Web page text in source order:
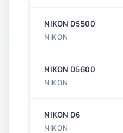
NIKON D5500
NIKON
NIKON D5600
NIKON
NIKON D6
NIKON